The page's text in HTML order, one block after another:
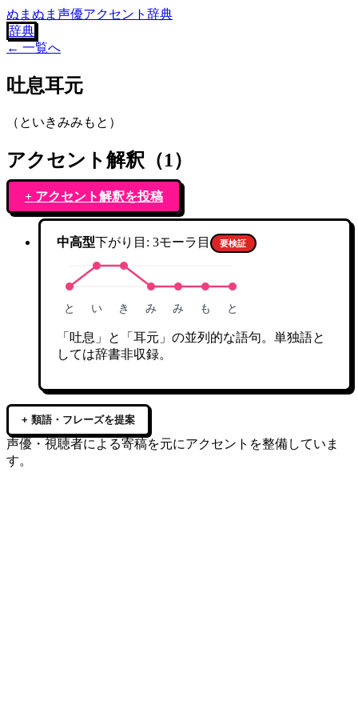
ぬまぬま声優アクセント辞典
辞典
← 一覧へ
吐息耳元
（ といきみみもと ）
アクセント解釈（1）
+ アクセント解釈を投稿
中高型下がり目: 3モーラ目 要検証
と い き み み も と
「吐息」と「耳元」の並列的な語句。単独語と
しては辞書非収録。
+ 類語・フレーズを提案
声優・視聴者による寄稿を元にアクセントを整備していま
す。